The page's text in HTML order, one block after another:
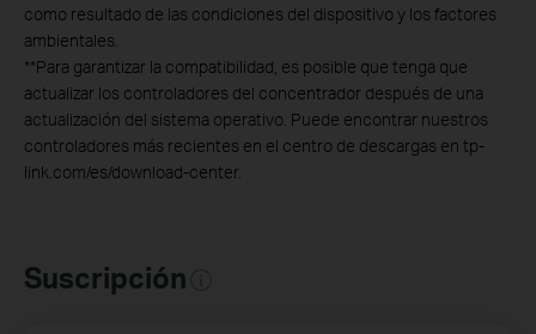
como resultado de las condiciones del dispositivo y los factores
ambientales.
**Para garantizar la compatibilidad, es posible que tenga que
actualizar los controladores del concentrador después de una
actualización del sistema operativo. Puede encontrar nuestros
controladores más recientes en el centro de descargas en tp-
link.com/es/download-center.
Suscripción